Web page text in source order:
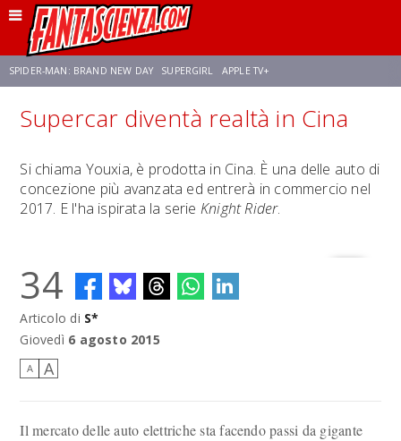
SPIDER-MAN: BRAND NEW DAY SUPERGIRL APPLE TV+
FRANCO RICCIARDIELLO ZENDAYA STAR TREK AVENGERS: DOOMSDAY
NETFLIX SADIE SINK STAR TREK: STRANGE NEW WORLDS
Supercar diventà realtà in Cina
Si chiama Youxia, è prodotta in Cina. È una delle auto di
concezione più avanzata ed entrerà in commercio nel
2017. E l'ha ispirata la serie Knight Rider.
34
Articolo di S*
Giovedì 6 agosto 2015
A A
Il mercato delle auto elettriche sta facendo passi da gigante